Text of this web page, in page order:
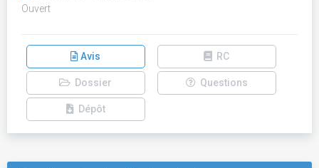
Ouvert
Avis RC
Dossier Questions
Dépôt